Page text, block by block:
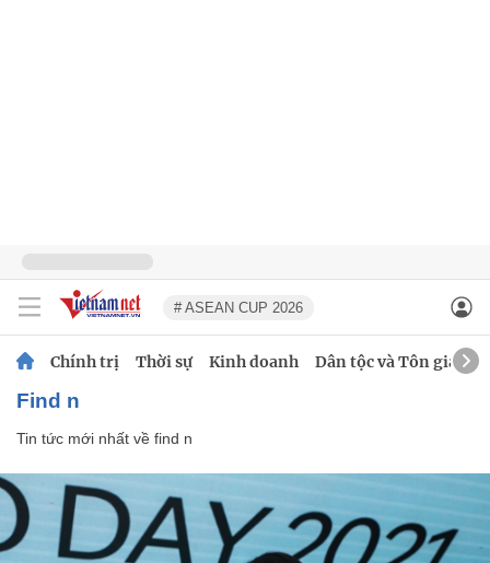
# ASEAN CUP 2026
Chính trị Thời sự Kinh doanh Dân tộc và Tôn giáo
find n
Tin tức mới nhất về find n